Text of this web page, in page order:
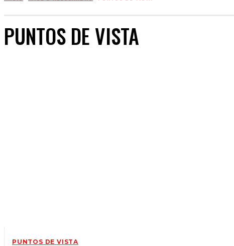
PUNTOS DE VISTA
PUNTOS DE VISTA